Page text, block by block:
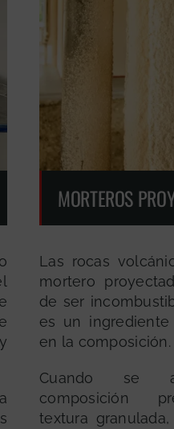
MORTEROS
Las rocas
mortero
de ser
es un ingrediente
en la composición.
Cuando se
composición
textura